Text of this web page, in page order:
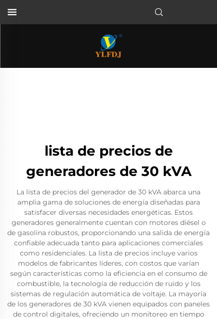
lista de precios de
generadores de 30 kVA
La lista de precios del generador de 30 kVA abarca una
amplia gama de soluciones de energía diseñadas para
satisfacer diversas necesidades energéticas. Estos
generadores generalmente cuentan con motores diésel o
de gasolina robustos, proporcionando una salida de energía
confiable adecuada tanto para aplicaciones comerciales
como residenciales. La lista de precios incluye varios
modelos de fabricantes líderes, con costos que varían
según características como la eficiencia en el consumo de
combustible, la tecnología de reducción de ruido y los
sistemas de regulación automática de voltaje. La mayoría
de los generadores de 30 kVA vienen equipados con paneles
de control digitales, ofreciendo un monitoreo en tiempo